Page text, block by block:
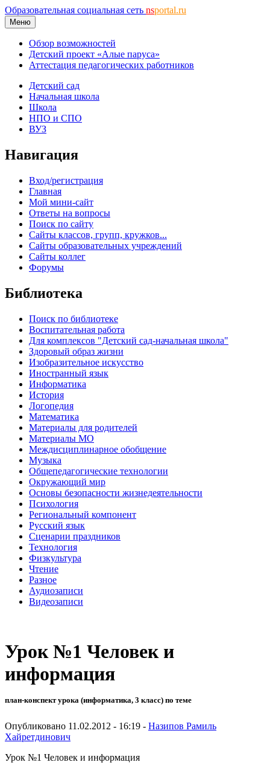
Образовательная социальная сеть nsportal.ru
Меню
Обзор возможностей
Детский проект «Алые паруса»
Аттестация педагогических работников
Детский сад
Начальная школа
Школа
НПО и СПО
ВУЗ
Навигация
Вход/регистрация
Главная
Мой мини-сайт
Ответы на вопросы
Поиск по сайту
Сайты классов, групп, кружков...
Сайты образовательных учреждений
Сайты коллег
Форумы
Библиотека
Поиск по библиотеке
Воспитательная работа
Для комплексов "Детский сад-начальная школа"
Здоровый образ жизни
Изобразительное искусство
Иностранный язык
Информатика
История
Логопедия
Математика
Материалы для родителей
Материалы МО
Междисциплинарное обобщение
Музыка
Общепедагогические технологии
Окружающий мир
Основы безопасности жизнедеятельности
Психология
Региональный компонент
Русский язык
Сценарии праздников
Технология
Физкультура
Чтение
Разное
Аудиозаписи
Видеозаписи
Урок №1 Человек и
информация
план-конспект урока (информатика, 3 класс) по теме
Опубликовано 11.02.2012 - 16:19 - Назипов Рамиль
Хайретдинович
Урок №1 Человек и информация